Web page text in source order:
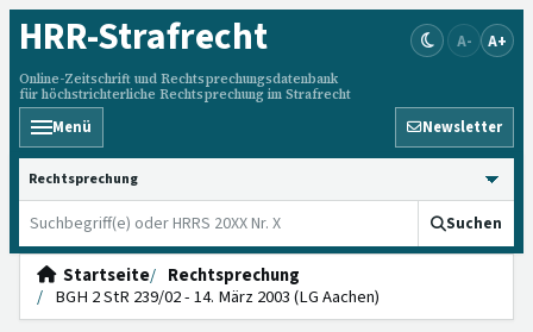
HRR-Strafrecht
Online-Zeitschrift und Rechtsprechungsdatenbank
für höchstrichterliche Rechtsprechung im Strafrecht
A- A+
Menü Newsletter
HRRS durchsuchen
Suchen
Startseite
Rechtsprechung
BGH 2 StR 239/02 - 14. März 2003 (LG Aachen)